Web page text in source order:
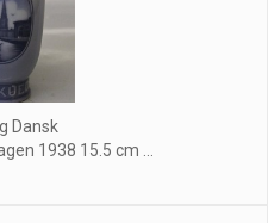
Dansk
1938 15.5 cm ...